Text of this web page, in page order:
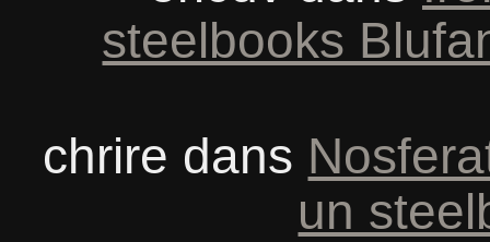
steelbooks
chrire dans
un